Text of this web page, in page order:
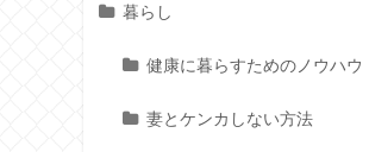
暮らし
健康に暮らすためのノウハウ
妻とケンカしない方法